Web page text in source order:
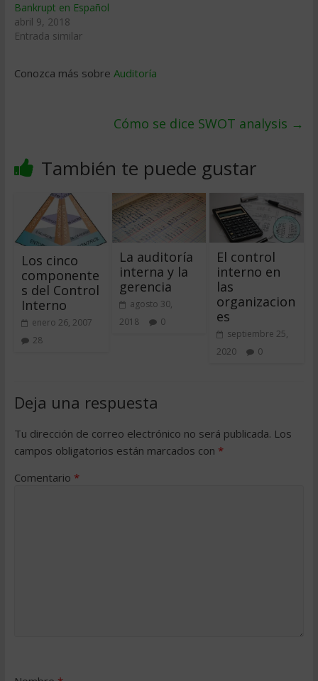
Bankrupt en Español
abril 9, 2018
Entrada similar
Conozca más sobre Auditoría
Cómo se dice SWOT analysis →
También te puede gustar
Los cinco
componente
s del Control
Interno
enero 26, 2007
28
La auditoría
interna y la
gerencia
agosto 30,
2018
0
El control
interno en
las
organizacion
es
septiembre 25,
2020
0
Deja una respuesta
Tu dirección de correo electrónico no será publicada. Los
campos obligatorios están marcados con *
Comentario *